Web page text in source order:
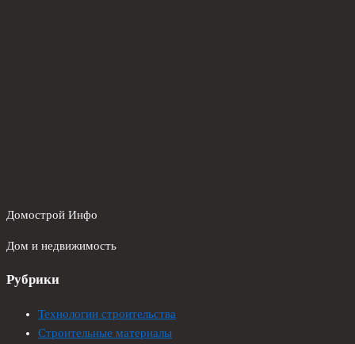
Домострой Инфо
Дом и недвижимость
Рубрики
Технологии строительства
Строительные материалы